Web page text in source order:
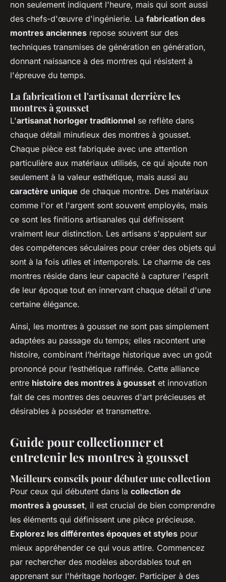
non seulement indiquent l'heure, mais qui sont aussi
des chefs-d'œuvre d'ingénierie. La fabrication des
montres anciennes repose souvent sur des
techniques transmises de génération en génération,
donnant naissance à des montres qui résistent à
l'épreuve du temps.
La fabrication et l'artisanat derrière les
montres à gousset
L'artisanat horloger traditionnel se reflète dans
chaque détail minutieux des montres à gousset.
Chaque pièce est fabriquée avec une attention
particulière aux matériaux utilisés, ce qui ajoute non
seulement à la valeur esthétique, mais aussi au
caractère unique de chaque montre. Des matériaux
comme l'or et l'argent sont souvent employés, mais
ce sont les finitions artisanales qui définissent
vraiment leur distinction. Les artisans s'appuient sur
des compétences séculaires pour créer des objets qui
sont à la fois utiles et intemporels. Le charme de ces
montres réside dans leur capacité à capturer l'esprit
de leur époque tout en innervant chaque détail d'une
certaine élégance.
Ainsi, les montres à gousset ne sont pas simplement
adaptées au passage du temps; elles racontent une
histoire, combinant l’héritage historique avec un goût
prononcé pour l’esthétique raffinée. Cette alliance
entre histoire des montres à gousset et innovation
fait de ces montres des oeuvres d'art précieuses et
désirables à posséder et transmettre.
Guide pour collectionner et
entretenir les montres à gousset
Meilleurs conseils pour débuter une collection
Pour ceux qui débutent dans la collection de
montres à gousset, il est crucial de bien comprendre
les éléments qui définissent une pièce précieuse.
Explorez les différentes époques et styles pour
mieux appréhender ce qui vous attire. Commencez
par rechercher des modèles abordables tout en
apprenant sur l'héritage horloger. Participer à des